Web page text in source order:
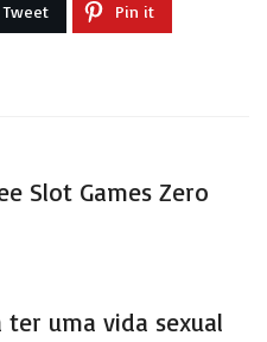
Tweet Pin it
Slot Games Zero
ter uma vida sexual